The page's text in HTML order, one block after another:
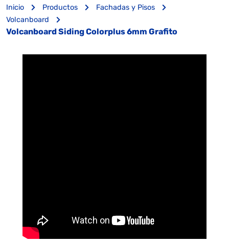
Inicio Productos
Fachadas y Pisos
Volcanboard
Volcanboard Siding Colorplus 6mm Grafito